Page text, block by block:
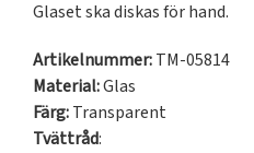
Artikelnummer:TM-05814
Material:Glas
Färg:Transparent
Tvättråd: